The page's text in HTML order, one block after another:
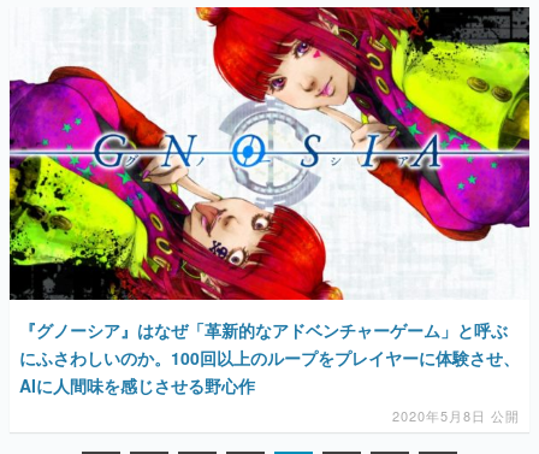
『グノーシア』はなぜ「革新的なアドベンチャーゲーム」と呼ぶ
にふさわしいのか。100回以上のループをプレイヤーに体験させ、
AIに人間味を感じさせる野心作
2020年5月8日 公開